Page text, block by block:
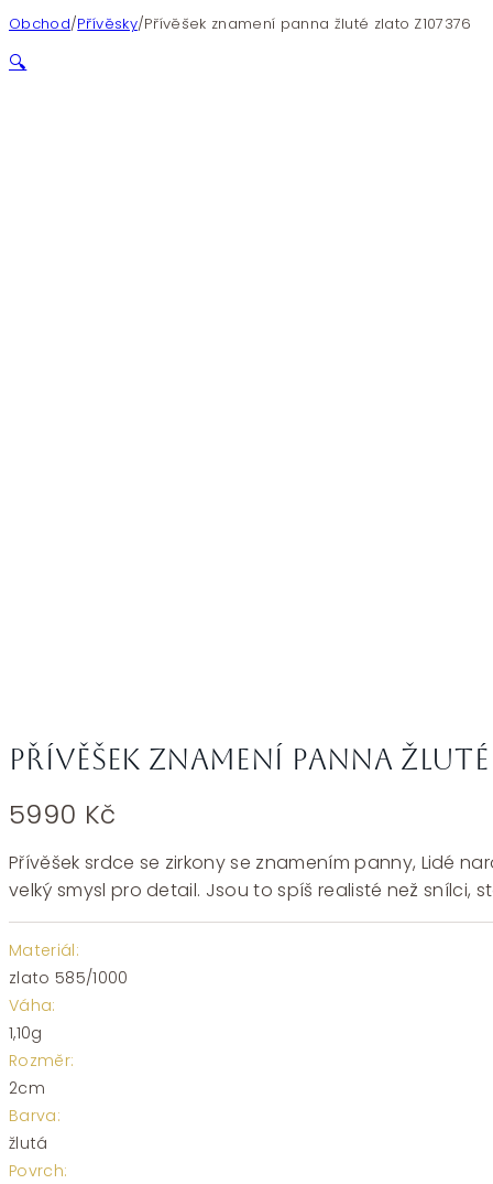
Obchod/Přívěsky/Přívěšek znamení panna žluté zlato Z107376
🔍
Přívěšek znamení panna žluté
5990 Kč
Přívěšek srdce se zirkony se znamením panny, Lidé
velký smysl pro detail. Jsou to spíš realisté než snílci,
Materiál:
zlato 585/1000
Váha:
1,10g
Rozměr:
2cm
Barva:
žlutá
Povrch: